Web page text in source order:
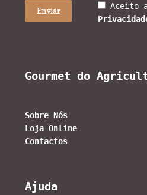
Aceito
Gourmet do
Sobre Nós
Loja Online
Contactos
Ajuda